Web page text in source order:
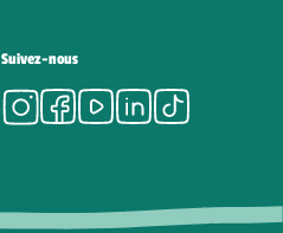
Suivez-nous
Instagram
Facebook
Youtube
LinkedIn
Tiktok